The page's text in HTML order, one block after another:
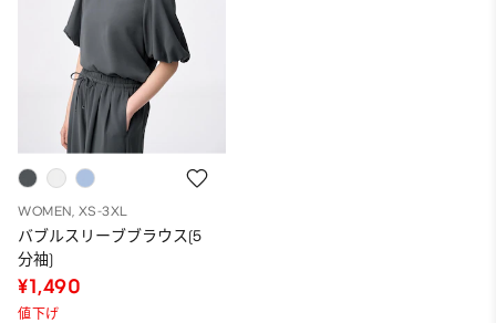
WOMEN, XS-3XL
バブルスリーブブラウス(5
分袖)
¥1,490
値下げ